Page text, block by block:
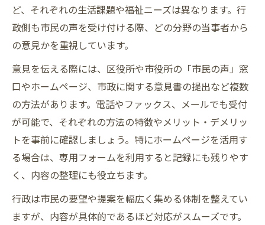
ど、それぞれの生活課題や福祉ニーズは異なります。行
政側も市民の声を受け付ける際、どの分野の当事者から
の意見かを重視しています。
意見を伝える際には、区役所や市役所の「市民の声」窓
口やホームページ、市政に関する意見書の提出など複数
の方法があります。電話やファックス、メールでも受付
が可能で、それぞれの方法の特徴やメリット・デメリッ
トを事前に確認しましょう。特にホームページを活用す
る場合は、専用フォームを利用すると記録にも残りやす
く、内容の整理にも役立ちます。
行政は市民の要望や提案を幅広く集める体制を整えてい
ますが、内容が具体的であるほど対応がスムーズです。